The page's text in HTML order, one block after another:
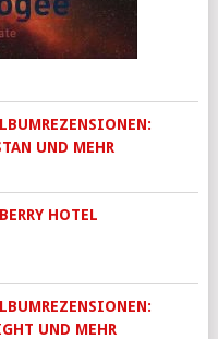
UND MEHR
HOTEL
UND MEHR